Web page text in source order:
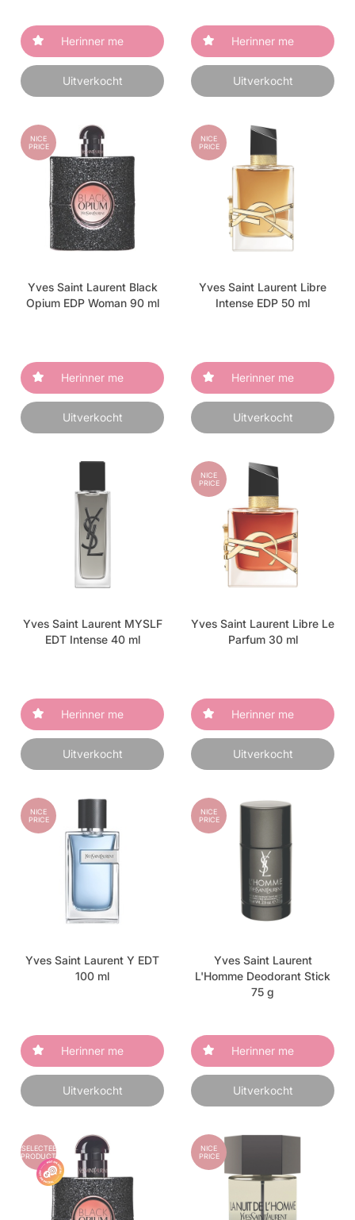
Herinner me
Uitverkocht
Herinner me
Uitverkocht
NICE
PRICE
Yves Saint Laurent Black
Opium EDP Woman 90 ml
Herinner me
Uitverkocht
NICE
PRICE
Yves Saint Laurent Libre
Intense EDP 50 ml
Herinner me
Uitverkocht
Yves Saint Laurent MYSLF
EDT Intense 40 ml
Herinner me
Uitverkocht
NICE
PRICE
Yves Saint Laurent Libre Le
Parfum 30 ml
Herinner me
Uitverkocht
NICE
PRICE
Yves Saint Laurent Y EDT
100 ml
Herinner me
Uitverkocht
NICE
PRICE
Yves Saint Laurent
L'Homme Deodorant Stick
75 g
Herinner me
Uitverkocht
GESELECTEERD
PRODUCT
NICE
PRICE